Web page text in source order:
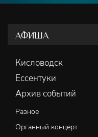
АФИША
Кисловодск
Ессентуки
Архив событий
Разное
Органный концерт